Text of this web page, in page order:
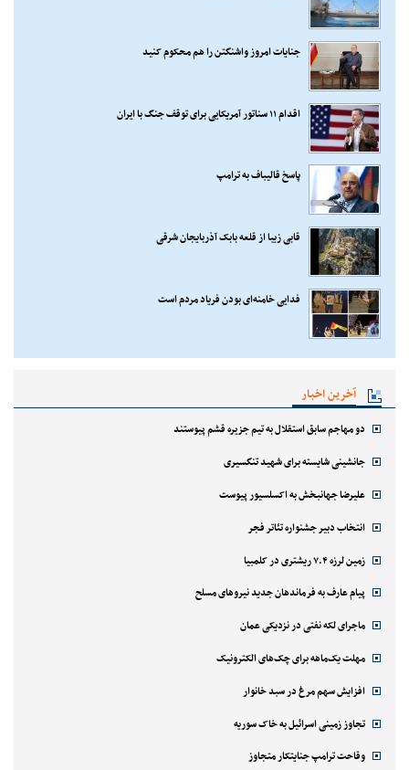
جنایات امروز واشنگتن را هم محکوم کنید
اقدام ۱۱ سناتور آمریکایی برای توقف جنگ با ایران
پاسخ قالیباف به ترامپ
قابی زیبا از قلعه بابک آذربایجان شرقی
فدایی خامنه‌ای بودن فریاد مردم است
آخرین اخبار
دو مهاجم سابق استقلال به تیم جزیره قشم پیوستند
جانشینی شایسته برای شهید تنگسیری
علیرضا جهانبخش به اکسلسیور پیوست
انتخاب دبیر جشنواره تئاتر فجر
زمین لرزه ۷.۴ ریشتری در کلمبیا
پیام عارف به فرماندهان جدید نیروهای مسلح
ماجرای لکه نفتی در نزدیکی عمان
مهلت یک‌ماهه برای چک‌های الکترونیک
افزایش سهم مرغ در سبد خانوار
تجاوز زمینی اسرائیل به خاک سوریه
وقاحت ترامپ جنایتکار متجاوز